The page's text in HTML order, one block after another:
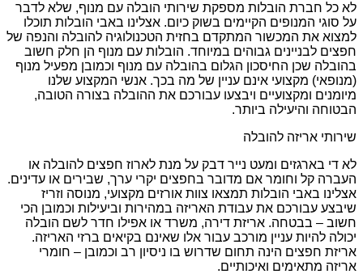
לא כל חברת הובלות מספקת שירותי הובלה עם מנוף, שלא לדבר
על סוגי המנופים הקיימים בשוק כיום. אצלינו באבי הובלות תוכלו
למצוא את המכשור המתקדם בחזית הטכנולוגיה להובלה והנפה של
חפצים לבניינים גבוהים במיוחד. הובלות עם מנוף הן חלק חשוב
בהובלה שכן החיסכון הגלום בהובלה עם מנוף וכמובן מפעיל מנוף
(מנופאי) מקצועי אינם עניין של מה בכך. אנשי המקצוע שלנו
מיומנים ומקצועיים ויבצעו עבורכם את ההובלה בצורה הטובה,
הבטוחה והיעילה ביותר.
שירותי אריזה להובלה
לא די בארגזים ומעט נייר דבק על מנת לארוז חפצים להובלה או
העברה קל וחומר אם מדובר בחפצים יקרי ערך, שבירים או עדינים.
אצלינו באבי הובלות תמצאו צוות אורזים מקצועי, מנוסה וזריז
שיבצע עבורכם את עבודת האריזה במהירות וביעילות וכמובן הכי
חשוב – בבטחה. אריזת דירה, משרד או אפילו חדר לשם הובלה
יכולה להיות עניין מורכב עבור אלו שאינם בקיאים ברזי האריזה.
אריזת חפצים הינה תחום שדרוש בו ניסיון רב וכמובן – חומרי
אריזה מתאימים ואיכותיים.